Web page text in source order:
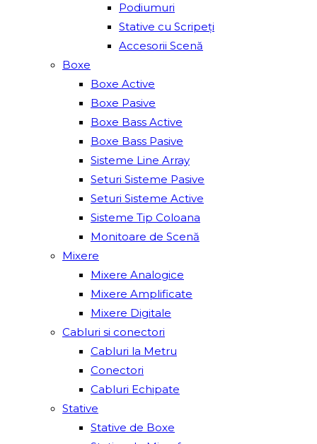
Podiumuri
Stative cu Scripeți
Accesorii Scenă
Boxe
Boxe Active
Boxe Pasive
Boxe Bass Active
Boxe Bass Pasive
Sisteme Line Array
Seturi Sisteme Pasive
Seturi Sisteme Active
Sisteme Tip Coloana
Monitoare de Scenă
Mixere
Mixere Analogice
Mixere Amplificate
Mixere Digitale
Cabluri si conectori
Cabluri la Metru
Conectori
Cabluri Echipate
Stative
Stative de Boxe